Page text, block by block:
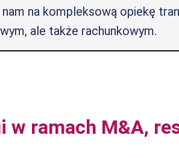
na kompleksową opiekę
ale także rachunkowym.
w ramach M&A,